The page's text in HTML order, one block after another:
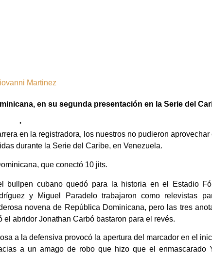
Martinez
en su segunda presentación en la Serie del
en la registradora, los nuestros no pudieron aprovechar
durante la Serie del Caribe, en Venezuela.
que conectó 10 jits.
bullpen cubano quedó para la historia en el Estadio
y Miguel Paradelo trabajaron como relevistas
novena de República Dominicana, pero las tres
el abridor Jonathan Carbó bastaron para el revés.
a la defensiva provocó la apertura del marcador en el
a un amago de robo que hizo que el enmascarado